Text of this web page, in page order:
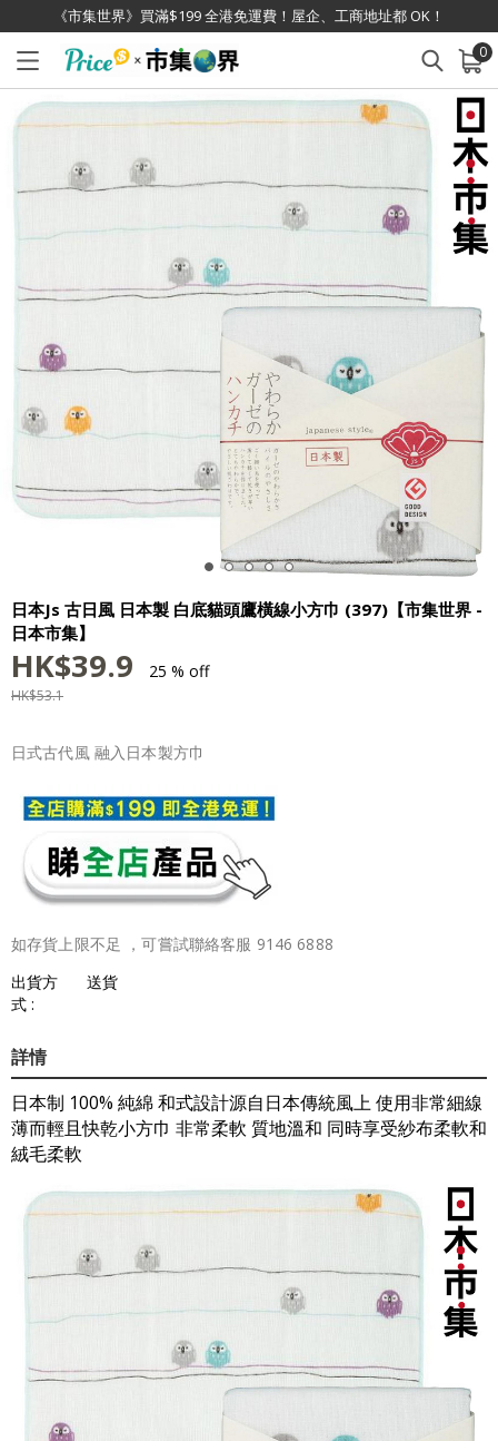
《市集世界》買滿$199 全港免運費！屋企、工商地址都 OK！
0
已加入購物車 查看
日本Js 古日風 日本製 白底貓頭鷹橫線小方巾 (397)【市集世界 -
日本市集】
HK$39.9 25 % off
HK$53.1
日式古代風 融入日本製方巾
如存貨上限不足 ，可嘗試聯絡客服 9146 6888
出貨方
式 :
送貨
詳情
日本制 100% 純綿 和式設計源自日本傳統風上 使用非常細線
薄而輕且快乾小方巾 非常柔軟 質地溫和 同時享受紗布柔軟和
絨毛柔軟